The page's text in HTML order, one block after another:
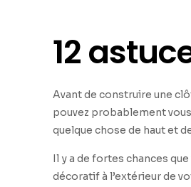
12
Avant de construire une
pouvez probablement
quelque chose de haut et
Il y a de fortes chances
décoratif à l’extérieur de